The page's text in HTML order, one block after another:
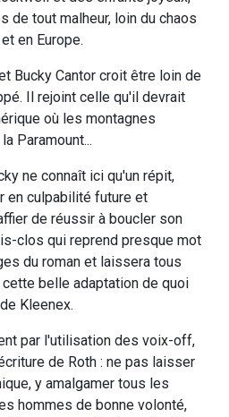
de tout malheur, loin du chaos
en Europe.
Bucky Cantor croit être loin de
Il rejoint celle qu'il devrait
où les montagnes
Paramount...
ne connaît ici qu'un répit,
en culpabilité future et
de réussir à boucler son
clos qui reprend presque mot
du roman et laissera tous
belle adaptation de quoi
Kleenex.
par l'utilisation des voix-off,
de Roth : ne pas laisser
y amalgamer tous les
hommes de bonne volonté,